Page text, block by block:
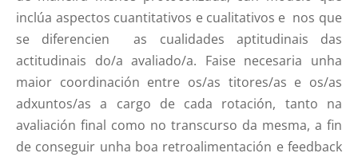
inclúa aspectos cuantitativos e cualitativos e nos que
se diferencien as cualidades aptitudinais das
actitudinais do/a avaliado/a. Faise necesaria unha
maior coordinación entre os/as titores/as e os/as
adxuntos/as a cargo de cada rotación, tanto na
avaliación final como no transcurso da mesma, a fin
de conseguir unha boa retroalimentación e feedback